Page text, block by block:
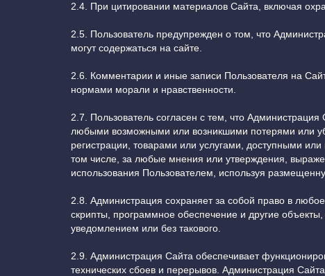
2.4. При цитировании материалов Сайта, включая
2.5. Пользователь предупрежден о том, что
могут содержаться на сайте.
2.6. Комментарии и иные записи Пользователя на
нормами морали и нравственности.
2.7. Пользователь согласен с тем, что
любыми возможными или возникшими потерями или
регистрации, товарами или услугами, доступными
том числе, за любые мнения или утверждения,
использования Пользователем, используя
2.8. Администрация сохраняет за собой право в
скрипты, программное обеспечение и другие
уведомлением или без такового.
2.9. Администрация Сайта обеспечивает
технических сбоев и перерывов. Администрация